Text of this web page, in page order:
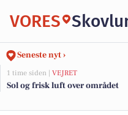
VORES
Seneste nyt ›
1 time siden | VEJRET
Sol og frisk luft over området